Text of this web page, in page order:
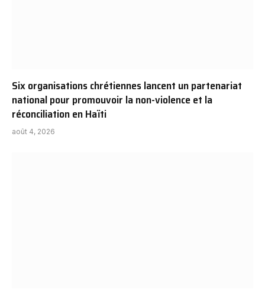
Six organisations chrétiennes lancent un partenariat
national pour promouvoir la non-violence et la
réconciliation en Haïti
août 4, 2026